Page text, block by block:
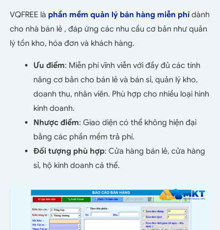
VQFREE là phần mềm quản lý bán hàng miễn phí dành
cho nhà bán lẻ , đáp ứng các nhu cầu cơ bản như quản
lý tồn kho, hóa đơn và khách hàng.
Ưu điểm: Miễn phí vĩnh viễn với đầy đủ các tính
năng cơ bản cho bán lẻ và bán sỉ, quản lý kho,
doanh thu, nhân viên. Phù hợp cho nhiều loại hình
kinh doanh.
Nhược điểm: Giao diện có thể không hiện đại
bằng các phần mềm trả phí.
Đối tượng phù hợp: Cửa hàng bán lẻ, cửa hàng
sỉ, hộ kinh doanh cá thể.